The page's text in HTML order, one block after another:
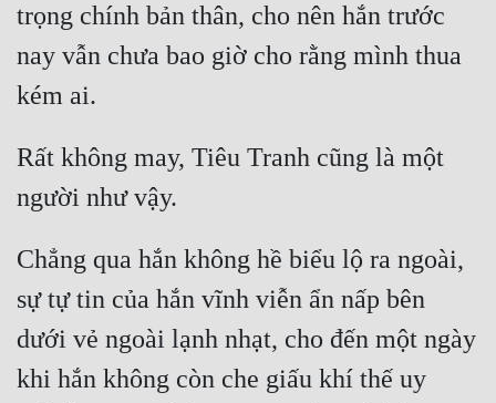
trọng chính bản thân, cho nên hắn trước
nay vẫn chưa bao giờ cho rằng mình thua
Rất không may, Tiêu Tranh cũng là một
Chẳng qua hắn không hề biểu lộ ra ngoài,
sự tự tin của hắn vĩnh viễn ẩn nấp bên
dưới vẻ ngoài lạnh nhạt, cho đến một ngày
khi hắn không còn che giấu khí thế uy